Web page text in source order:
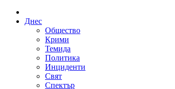
Днес
Общество
Крими
Темида
Политика
Инциденти
Свят
Спектър